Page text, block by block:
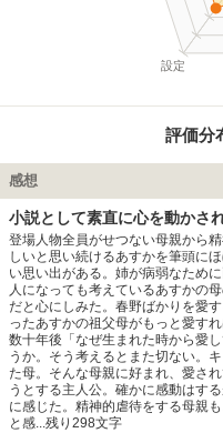
設定
評価分
感想
小説として素直に心を動かさ
登場人物全員がせつない母親から
しいと思い続けるあすかを筆頭に
い思い出がある。姉が病弱なため
人になっても考えているあすかの
だと心にしみた。春野ばかりを愛
ったあすかの祖父母がもっと愛す
数十年後「なぜ生まれた時から愛
うか。そう考えるとまた切ない。
た母。そんな母親に好まれ、愛さ
うとする主人公。確かに感動はす
に感じた。精神的虐待をする母親
と感...残り 298文字